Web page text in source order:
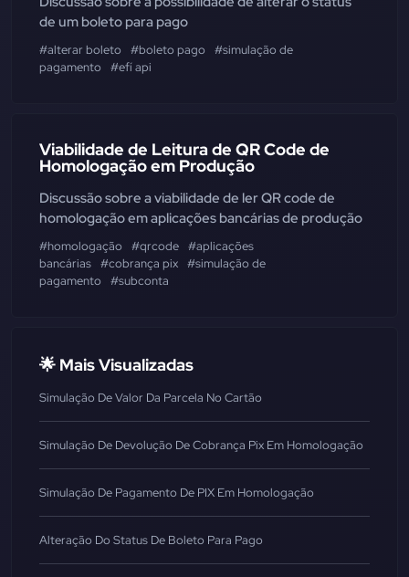
de um boleto para pago
#alterar boleto #boleto pago
#simulação de
pagamento
#efí api
Viabilidade de Leitura de QR Code de
Homologação em Produção
Discussão sobre a viabilidade de ler QR code de
homologação em aplicações bancárias de produção
#homologação #qrcode #aplicações
bancárias #cobrança pix #simulação de
pagamento
#subconta
🌟 Mais Visualizadas
Simulação De Valor Da Parcela No Cartão
Simulação De Devolução De Cobrança Pix Em Homologação
Simulação De Pagamento De PIX Em Homologação
Alteração Do Status De Boleto Para Pago